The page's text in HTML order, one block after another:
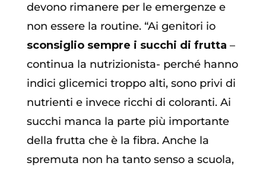
devono rimanere per le emergenze e
non essere la routine. “Ai genitori io
sconsiglio sempre i succhi di frutta –
continua la nutrizionista- perché hanno
indici glicemici troppo alti, sono privi di
nutrienti e invece ricchi di coloranti. Ai
succhi manca la parte più importante
della frutta che è la fibra. Anche la
spremuta non ha tanto senso a scuola,